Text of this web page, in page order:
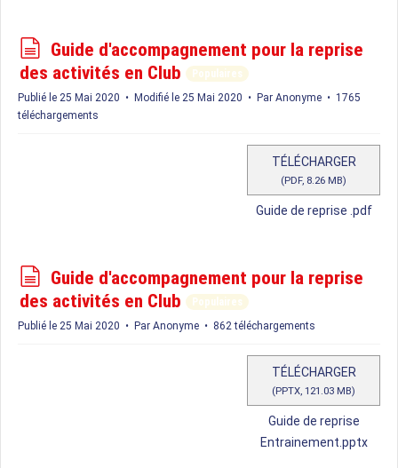
d
o
c
u
Guide d'accompagnement pour la reprise
des activités en Club
Populaires
Publié le 25 Mai 2020
Modifié le 25 Mai 2020 Par Anonyme
1765
téléchargements
TÉLÉCHARGER
(PDF, 8.26 MB)
Guide de reprise .pdf
d
o
c
Guide d'accompagnement pour la reprise
des activités en Club
Populaires
Publié le 25 Mai 2020
Par Anonyme 862 téléchargements
TÉLÉCHARGER
(PPTX, 121.03 MB)
Guide de reprise
Entrainement.pptx